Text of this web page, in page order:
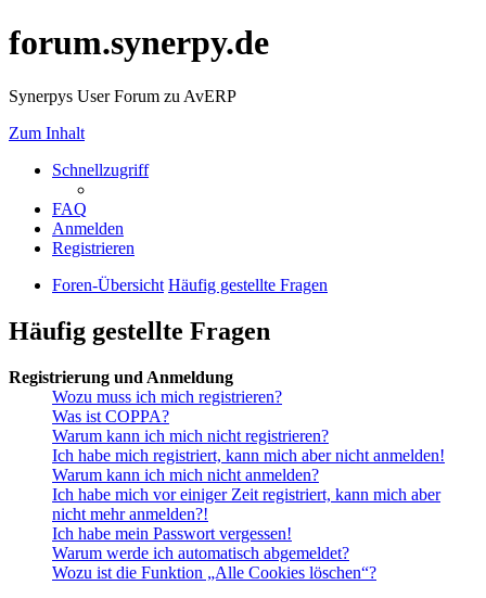
forum.synerpy.de
Synerpys User Forum zu AvERP
Zum Inhalt
Schnellzugriff
FAQ
Anmelden
Registrieren
Foren-Übersicht Häufig gestellte Fragen
Häufig gestellte Fragen
Registrierung und Anmeldung
Wozu muss ich mich registrieren?
Was ist COPPA?
Warum kann ich mich nicht registrieren?
Ich habe mich registriert, kann mich aber nicht anmelden!
Warum kann ich mich nicht anmelden?
Ich habe mich vor einiger Zeit registriert, kann mich aber
nicht mehr anmelden?!
Ich habe mein Passwort vergessen!
Warum werde ich automatisch abgemeldet?
Wozu ist die Funktion „Alle Cookies löschen“?